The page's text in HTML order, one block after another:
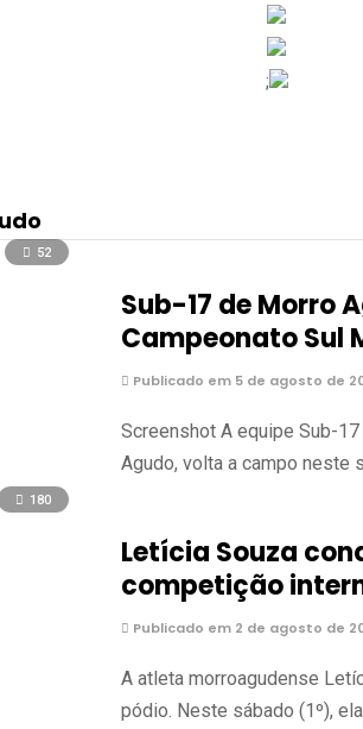
;
52
Sub-17 de Morro
Campeonato Sul
Publicado em 5 de agosto de
Screenshot A equipe Sub-
Agudo, volta a campo neste
180
Letícia Souza
competição
Publicado em 2 de agosto de
A atleta morroagudense
pódio. Neste sábado (1º),